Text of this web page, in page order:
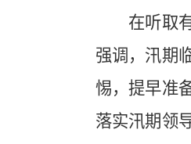
在听取有
强调，汛期
惕，提早准
落实汛期领